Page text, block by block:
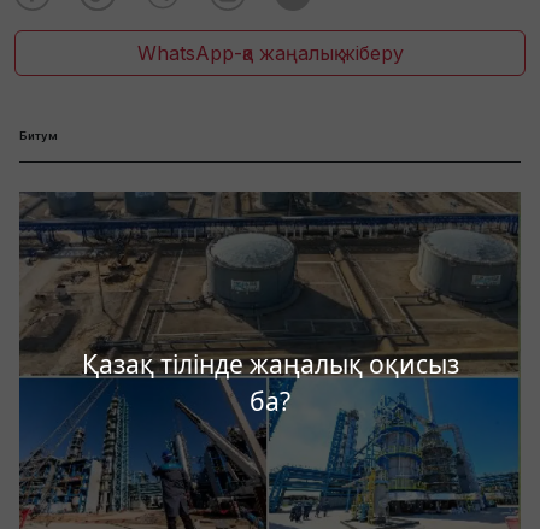
Қазақ тілінде жаңалық оқисыз
ба?
WhatsApp-қа жаңалық жіберу
Битум